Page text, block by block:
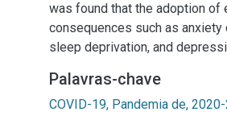
was found that the adoption of
consequences such as
sleep deprivation, and
Palavras-chave
COVID-19, Pandemia de,